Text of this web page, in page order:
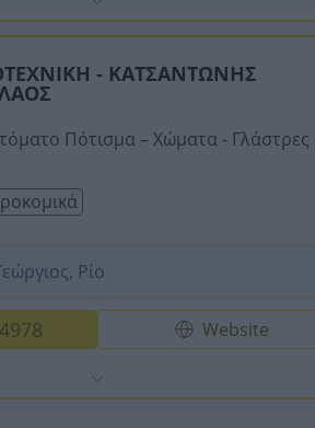
- ΚΑΤΣΑΝΤΩΝΗΣ
Πότισμα – Χώματα - Γλάστρες
Ρίο
Website